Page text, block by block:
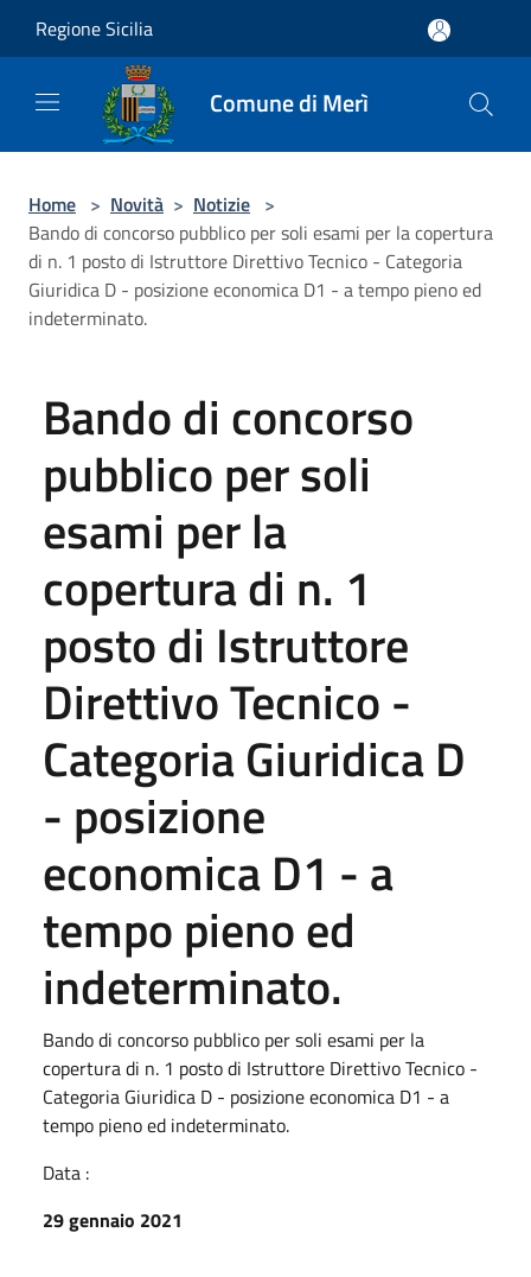
Regione Sicilia
Comune di Merì
Home > Novità > Notizie >
Bando di concorso pubblico per soli esami per la copertura
di n. 1 posto di Istruttore Direttivo Tecnico - Categoria
Giuridica D - posizione economica D1 - a tempo pieno ed
indeterminato.
Bando di concorso
pubblico per soli
esami per la
copertura di n. 1
posto di Istruttore
Direttivo Tecnico -
Categoria Giuridica D
- posizione
economica D1 - a
tempo pieno ed
indeterminato.
Bando di concorso pubblico per soli esami per la
copertura di n. 1 posto di Istruttore Direttivo Tecnico -
Categoria Giuridica D - posizione economica D1 - a
tempo pieno ed indeterminato.
Data :
29 gennaio 2021